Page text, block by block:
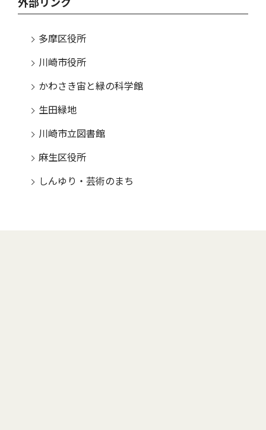
外部リンク
多摩区役所
川崎市役所
かわさき宙と緑の科学館
生田緑地
川崎市立図書館
麻生区役所
しんゆり・芸術のまち